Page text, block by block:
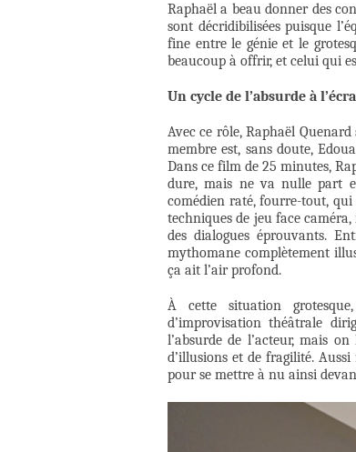
Raphaël a beau donner des
sont décridibilisées puisque
fine entre le génie et le
beaucoup à offrir, et celui qui
Un cycle de l’absurde à
Avec ce rôle, Raphaël
membre est, sans doute,
Dans ce film de 25 minutes,
dure, mais ne va nulle part
comédien raté, fourre-tout,
techniques de jeu face
des dialogues éprouvants.
mythomane complètement
ça ait l’air profond.
À cette situation
d’improvisation théâtrale
l’absurde de l’acteur, mais
d’illusions et de fragilité.
pour se mettre à nu ainsi